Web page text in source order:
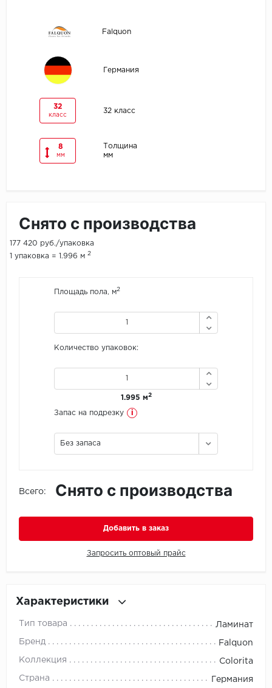
Krono Xonic
LimeStone
Lucky Floor
Made in Belgium
Natisston
No brand
Falquon
Германия
32
класс
32 класс
8
мм
Толщина
мм
Снято с производства
177 420 руб./упаковка
1 упаковка = 1.996 м 2
Площадь пола, м2
Количество упаковок:
1.995 м2
Запас на подрезку i
Без запаса
Всего: Снято с производства
Добавить в заказ
Запросить оптовый прайс
Характеристики
Тип товара Ламинат
Бренд Falquon
Коллекция Colorita
Страна Германия